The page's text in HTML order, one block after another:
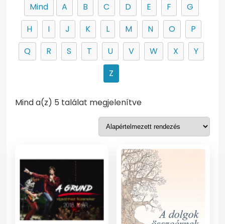
Mind A B C D E F
G
H
I J K L M N O
P
Q
R S T U V W X
Y
Z
Mind a(z) 5 találat megjelenítve